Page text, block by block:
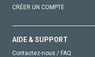
CRÉER UN COMPTE
AIDE & SUPPORT
Contactez-nous / FAQ